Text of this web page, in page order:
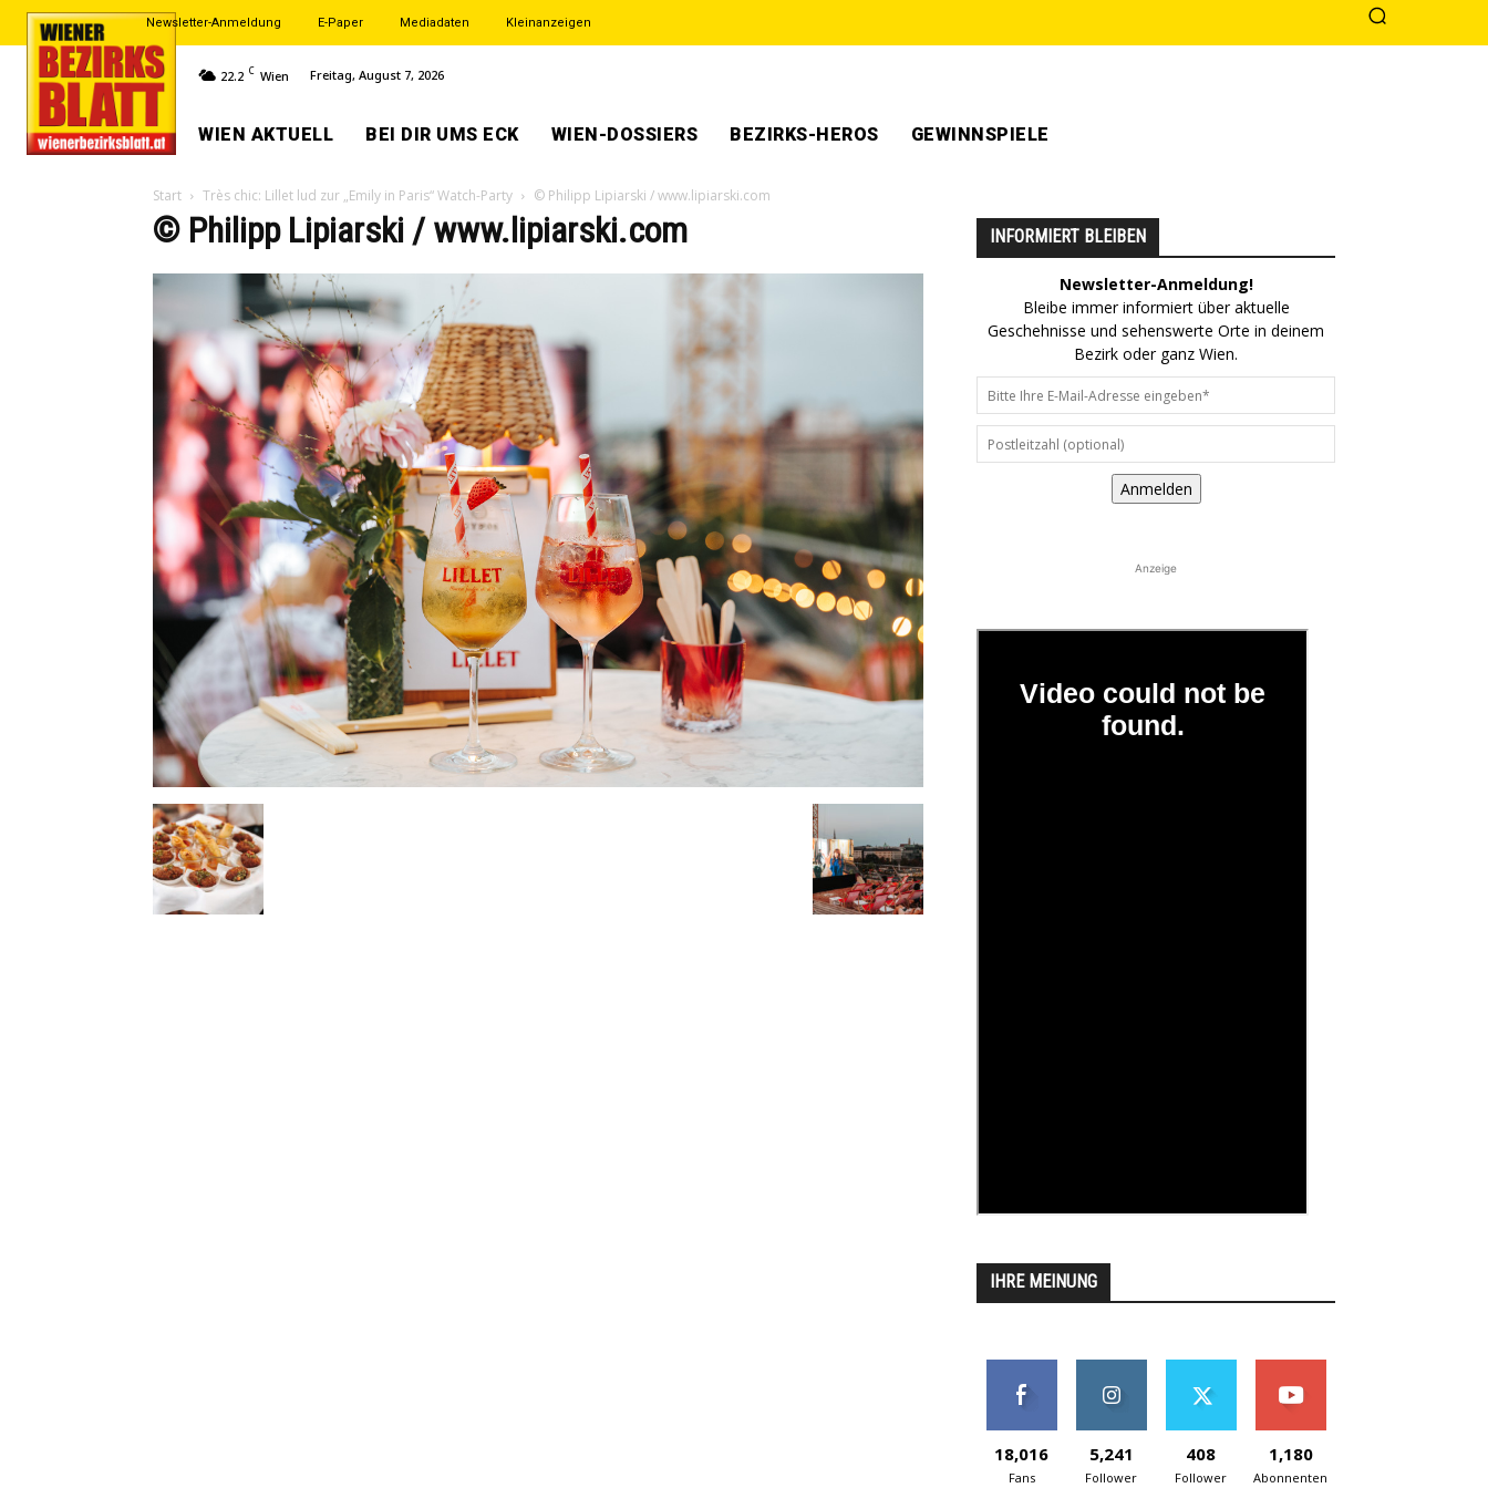
Newsletter-Anmeldung E-Paper Mediadaten Kleinanzeigen
22.2 C Wien Freitag, August 7, 2026
WIEN AKTUELL BEI DIR UMS ECK WIEN-DOSSIERS BEZIRKS-HEROS GEWINNSPIELE
Start Très chic: Lillet lud zur „Emily in Paris“ Watch-Party © Philipp Lipiarski / www.lipiarski.com
© Philipp Lipiarski / www.lipiarski.com INFORMIERT BLEIBEN
Newsletter-Anmeldung!
Bleibe immer informiert über aktuelle
Geschehnisse und sehenswerte Orte in deinem
Bezirk oder ganz Wien.
Anmelden
Anzeige
IHRE MEINUNG
18,016
Fans
5,241
Follower
408
Follower
1,180
Abonnenten